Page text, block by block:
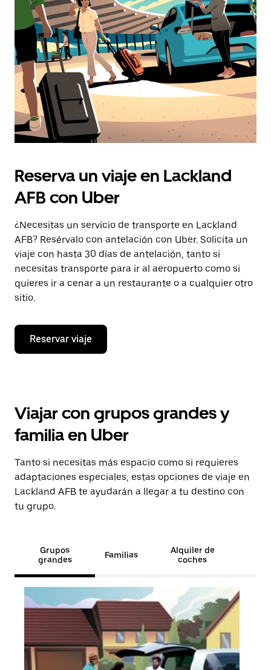
botón
escape
cerrar
el
calendario.
Reserva un viaje en Lackland
AFB con Uber
¿Necesitas un servicio de transporte en Lackland
AFB? Resérvalo con antelación con Uber. Solicita un
viaje con hasta 30 días de antelación, tanto si
necesitas transporte para ir al aeropuerto como si
quieres ir a cenar a un restaurante o a cualquier otro
sitio.
Reservar viaje
Viajar con grupos grandes y
familia en Uber
Tanto si necesitas más espacio como si requieres
adaptaciones especiales, estas opciones de viaje en
Lackland AFB te ayudarán a llegar a tu destino con
tu grupo.
Grupos
grandes
Familias
Alquiler de
coches